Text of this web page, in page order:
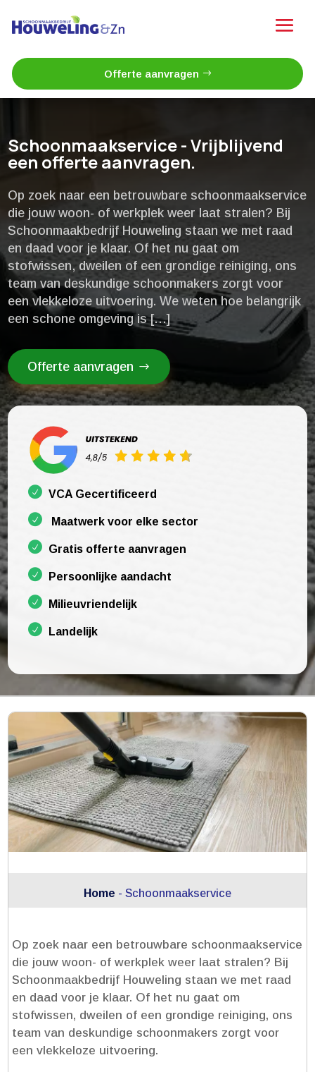
Offerte aanvragen
Schoonmaakservice - Vrijblijvend
een offerte aanvragen.
Op zoek naar een betrouwbare schoonmaakservice
die jouw woon- of werkplek weer laat stralen? Bij
Schoonmaakbedrijf Houweling staan we met raad
en daad voor je klaar.​ Of het nu gaat om
stofwissen, dweilen of een grondige reiniging, ons
team van deskundige schoonmakers zorgt voor
een vlekkeloze uitvoering.​ We weten hoe belangrijk
een schone omgeving is […]
Offerte aanvragen
VCA Gecertificeerd
Maatwerk voor elke sector
Gratis offerte aanvragen
Persoonlijke aandacht
Milieuvriendelijk
Landelijk
Home - Schoonmaakservice
Op zoek naar een betrouwbare schoonmaakservice
die jouw woon- of werkplek weer laat stralen? Bij
Schoonmaakbedrijf Houweling staan we met raad
en daad voor je klaar.​ Of het nu gaat om
stofwissen, dweilen of een grondige reiniging, ons
team van deskundige schoonmakers zorgt voor
een vlekkeloze uitvoering.​